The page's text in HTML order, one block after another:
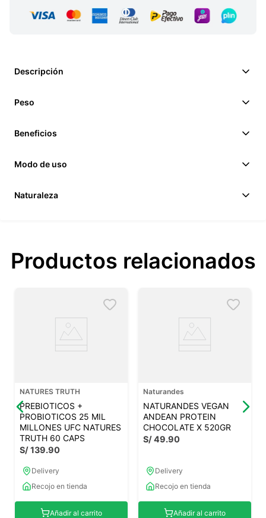
Descripción
Peso
Beneficios
Modo de uso
Naturaleza
Productos relacionados
NATURES TRUTH
PREBIOTICOS +
PROBIOTICOS 25 MIL
MILLONES UFC NATURES
TRUTH 60 CAPS
S/139.90
Delivery
Recojo en tienda
Añadir al carrito
Naturandes
NATURANDES VEGAN
ANDEAN PROTEIN
CHOCOLATE X 520GR
S/49.90
Delivery
Recojo en tienda
Añadir al carrito